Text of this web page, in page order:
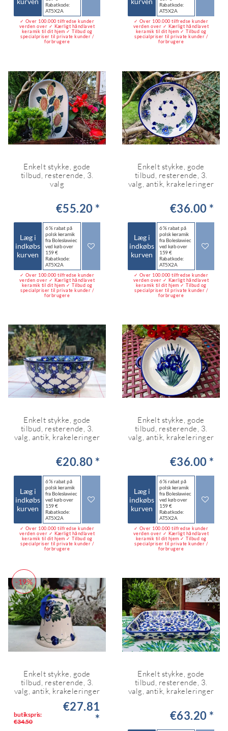
Rabatkode:
AT5X2A
✓ Over 100.000 tilfredse kunder
verden over ✓ Kærligt håndlavet
keramik til dit hjem ✓ Tilbud og
specialpriser til private kunder /
forbrugere
Rabatkode:
AT5X2A
✓ Over 100.000 tilfredse kunder
verden over ✓ Kærligt håndlavet
keramik til dit hjem ✓ Tilbud og
specialpriser til private kunder /
forbrugere
Enkelt stykke, gode
tilbud, resterende, 3.
valg
€55.20 *
Læg i
indkøbs
kurven
6 % rabat på
polsk keramik
fra Bolesławiec
ved køb over
159 €
Rabatkode:
AT5X2A
✓ Over 100.000 tilfredse kunder
verden over ✓ Kærligt håndlavet
keramik til dit hjem ✓ Tilbud og
specialpriser til private kunder /
forbrugere
Enkelt stykke, gode
tilbud, resterende, 3.
valg, antik, krakeleringer
€36.00 *
Læg i
indkøbs
kurven
6 % rabat på
polsk keramik
fra Bolesławiec
ved køb over
159 €
Rabatkode:
AT5X2A
✓ Over 100.000 tilfredse kunder
verden over ✓ Kærligt håndlavet
keramik til dit hjem ✓ Tilbud og
specialpriser til private kunder /
forbrugere
Enkelt stykke, gode
tilbud, resterende, 3.
valg, antik, krakeleringer
€20.80 *
Læg i
indkøbs
kurven
6 % rabat på
polsk keramik
fra Bolesławiec
ved køb over
159 €
Rabatkode:
AT5X2A
✓ Over 100.000 tilfredse kunder
verden over ✓ Kærligt håndlavet
keramik til dit hjem ✓ Tilbud og
specialpriser til private kunder /
forbrugere
Enkelt stykke, gode
tilbud, resterende, 3.
valg, antik, krakeleringer
€36.00 *
Læg i
indkøbs
kurven
6 % rabat på
polsk keramik
fra Bolesławiec
ved køb over
159 €
Rabatkode:
AT5X2A
✓ Over 100.000 tilfredse kunder
verden over ✓ Kærligt håndlavet
keramik til dit hjem ✓ Tilbud og
specialpriser til private kunder /
forbrugere
-19%
Enkelt stykke, gode
tilbud, resterende, 3.
valg, antik, krakeleringer
butikspris:
€34.50
€27.81
*
Enkelt stykke, gode
tilbud, resterende, 3.
valg, antik, krakeleringer
€63.20 *